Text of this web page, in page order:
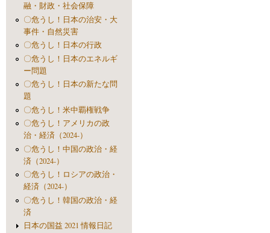
融・財政・社会保障
〇危うし！日本の治安・大
事件・自然災害
〇危うし！日本の行政
〇危うし！日本のエネルギ
ー問題
〇危うし！日本の新たな問
題
〇危うし！米中覇権戦争
〇危うし！アメリカの政
治・経済（2024-）
〇危うし！中国の政治・経
済（2024-）
〇危うし！ロシアの政治・
経済（2024-）
〇危うし！韓国の政治・経
済
日本の国益 2021 情報日記